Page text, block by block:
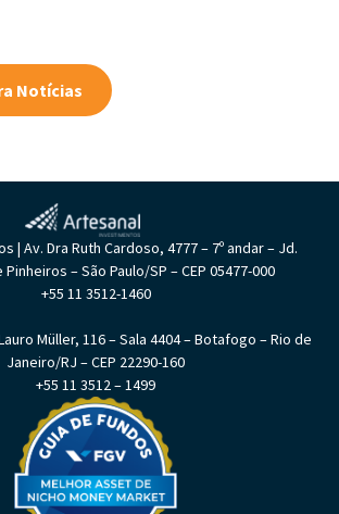
Notícias
| Av. Dra Ruth Cardoso, 4777 – 7º andar – Jd.
– São Paulo/SP – CEP 05477-000
+55 11 3512-1460
Müller, 116 – Sala 4404 – Botafogo – Rio de
Janeiro/RJ – CEP 22290-160
+55 11 3512 – 1499